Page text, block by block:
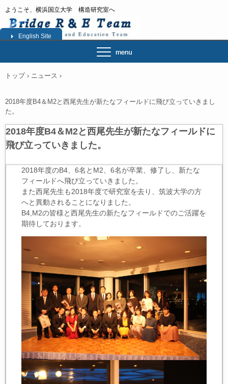
ようこそ、横浜国立大学 構造研究室へ
English Site
トップ › ニュース ›
2018年度B4＆M2と西尾先生が新たなフィールドに飛び立っていきまし
た。
2018年度B4＆M2と西尾先生が新たなフィールドに
飛び立っていきました。
2018年度のB4、6名とM2、6名が卒業、修了し、新たな
フィールドへ飛び立っていきました。
また西尾先生も2018年度で研究室を去り、筑波大学の方
へと異動されることになりました。
B4,M2の皆様と西尾先生の新たなフィールドでのご活躍を
期待しております。